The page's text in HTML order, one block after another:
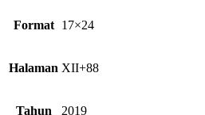
Format 17×24
Halaman XII+88
Tahun 2019